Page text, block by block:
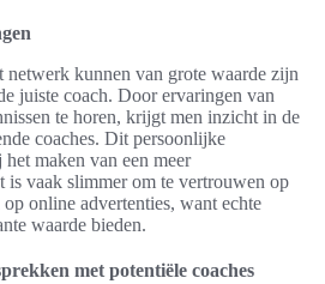
netwerk kunnen van grote waarde zijn
juiste coach. Door ervaringen van
te horen, krijgt men inzicht in de
coaches. Dit persoonlijke
maken van een meer
is vaak slimmer om te vertrouwen op
online advertenties, want echte
waarde bieden.
met potentiële coaches